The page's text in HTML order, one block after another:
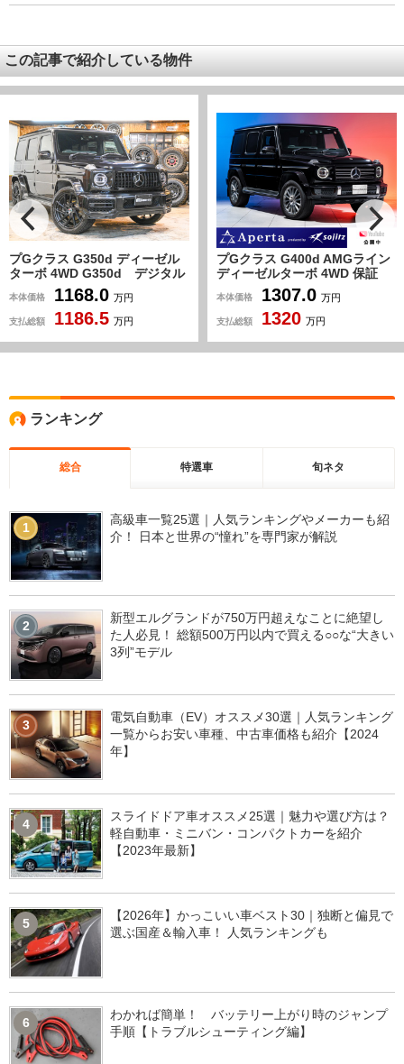
この記事で紹介している物件
プGクラス G350d ディーゼル
ターボ 4WD G350d デジタル
CP 360°カメラ CarPlay 黒
革 アンビエント 6気筒ディー
ゼル 前後カメラ ナビTV
本体価格 1168.0 万円
支払総額 1186.5 万円
プGクラス G400d AMGライン
ディーゼルターボ 4WD 保証
付 マヌファクトゥーアプログ
ラム 純正シートクーラー ア
ップルカープレイ アダプティ
ブクルーズコントロール ブル
メスターオーディオ 360カメ
本体価格 1307.0 万円
支払総額 1320 万円
ランキング
総合 特選車 旬ネタ
1
高級車一覧25選｜人気ランキングやメーカーも紹
介！ 日本と世界の“憧れ”を専門家が解説
2
新型エルグランドが750万円超えなことに絶望し
た人必見！ 総額500万円以内で買える○○な“大きい
3列”モデル
3
電気自動車（EV）オススメ30選｜人気ランキング
一覧からお安い車種、中古車価格も紹介【2024
年】
4
スライドドア車オススメ25選｜魅力や選び方は？
軽自動車・ミニバン・コンパクトカーを紹介
【2023年最新】
5
【2026年】かっこいい車ベスト30｜独断と偏見で
選ぶ国産＆輸入車！ 人気ランキングも
6
わかれば簡単！ バッテリー上がり時のジャンプ
手順【トラブルシューティング編】